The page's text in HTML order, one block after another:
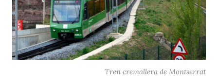
Tren cremallera de Montserrat